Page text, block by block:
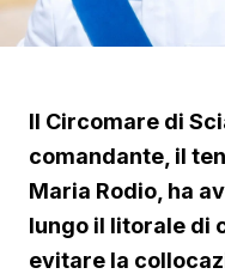
Il Circomare di
comandante, il
Maria Rodio, ha
lungo il litorale di
evitare la